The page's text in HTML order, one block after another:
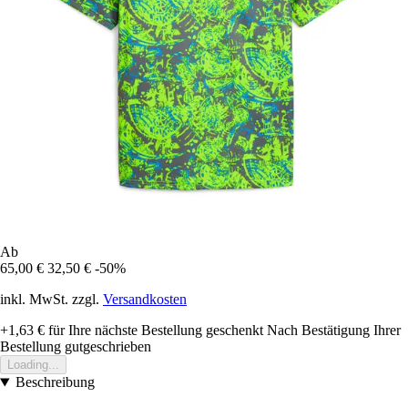
Ab
65,00 € 32,50 € -50%
inkl. MwSt. zzgl. Versandkosten
+1,63 € für Ihre nächste Bestellung geschenkt Nach Bestätigung Ihrer
Bestellung gutgeschrieben
Loading...
Beschreibung